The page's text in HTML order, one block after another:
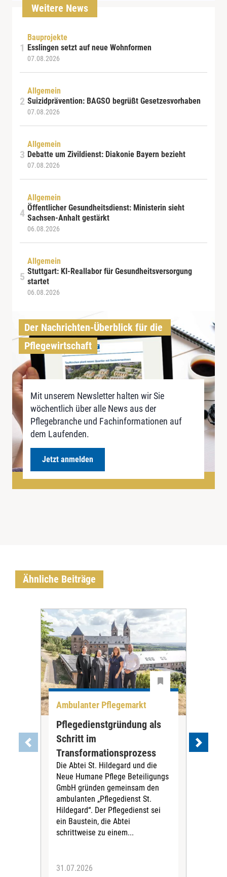
Weitere News
Bauprojekte
Esslingen setzt auf neue Wohnformen
07.08.2026
Allgemein
Suizidprävention: BAGSO begrüßt Gesetzesvorhaben
07.08.2026
Allgemein
Debatte um Zivildienst: Diakonie Bayern bezieht
07.08.2026
Allgemein
Öffentlicher Gesundheitsdienst: Ministerin sieht
Sachsen-Anhalt gestärkt
06.08.2026
Allgemein
Stuttgart: KI-Reallabor für Gesundheitsversorgung
startet
06.08.2026
Der Nachrichten-Überblick für die
Pflegewirtschaft
Mit unserem Newsletter halten wir Sie
wöchentlich über alle News aus der
Pflegebranche und Fachinformationen auf
dem Laufenden.
Jetzt anmelden
Ähnliche Beiträge
Ambulanter Pflegemarkt
Pflegedienstgründung als
Schritt im
Transformationsprozess
Die Abtei St. Hildegard und die
Neue Humane Pflege Beteiligungs
GmbH gründen gemeinsam den
ambulanten „Pflegedienst St.
Hildegard“. Der Pflegedienst sei
ein Baustein, die Abtei
schrittweise zu einem...
31.07.2026